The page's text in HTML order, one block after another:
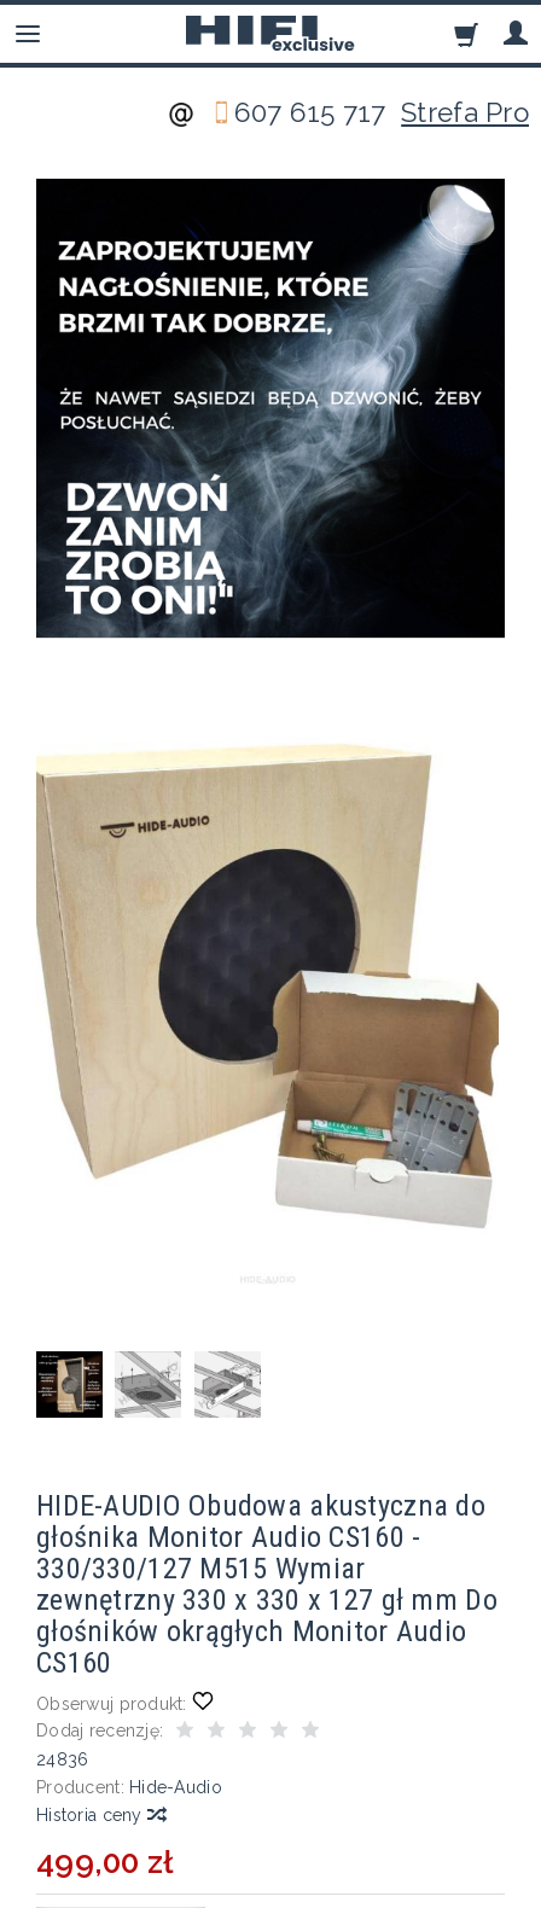
607 615 717Strefa Pro
HIDE-AUDIO Obudowa akustyczna do
głośnika Monitor Audio CS160 -
330/330/127 M515 Wymiar
zewnętrzny 330 x 330 x 127 gł mm Do
głośników okrągłych Monitor Audio
CS160
Obserwuj produkt:
Dodaj recenzję:
24836
Producent: Hide-Audio
Historia ceny
499,00 zł